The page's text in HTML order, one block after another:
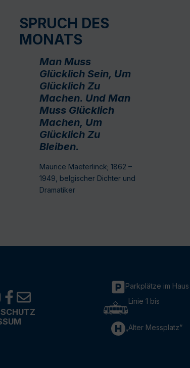
SPRUCH DES
MONATS
Man Muss
Glücklich Sein, Um
Glücklich Zu
Machen. Und Man
Muss Glücklich
Machen, Um
Glücklich Zu
Bleiben.
Maurice Maeterlinck; 1862 –
1949, belgischer Dichter und
Dramatiker
Parkplätze im Haus
Linie 1 bis
„Alter Messplatz“